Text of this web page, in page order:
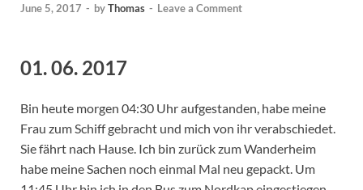
June 5, 2017 - byThomas - Leave a Comment
01. 06. 2017
Bin heute morgen 04:30 Uhr aufgestanden, habe meine
Frau zum Schiff gebracht und mich von ihr verabschiedet.
Sie fährt nach Hause. Ich bin zurück zum Wanderheim
habe meine Sachen noch einmal Mal neu gepackt. Um